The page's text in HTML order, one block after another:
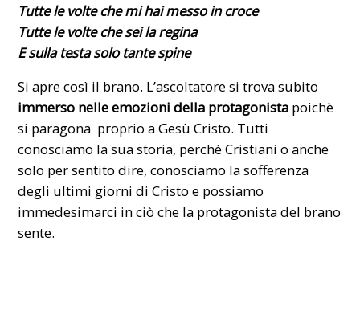
Tutte le volte che mi hai messo in croce
Tutte le volte che sei la regina
E sulla testa solo tante spine
Si apre così il brano. L’ascoltatore si trova subito
immerso nelle emozioni della protagonista poichè
si paragona proprio a Gesù Cristo. Tutti
conosciamo la sua storia, perchè Cristiani o anche
solo per sentito dire, conosciamo la sofferenza
degli ultimi giorni di Cristo e possiamo
immedesimarci in ciò che la protagonista del brano
sente.